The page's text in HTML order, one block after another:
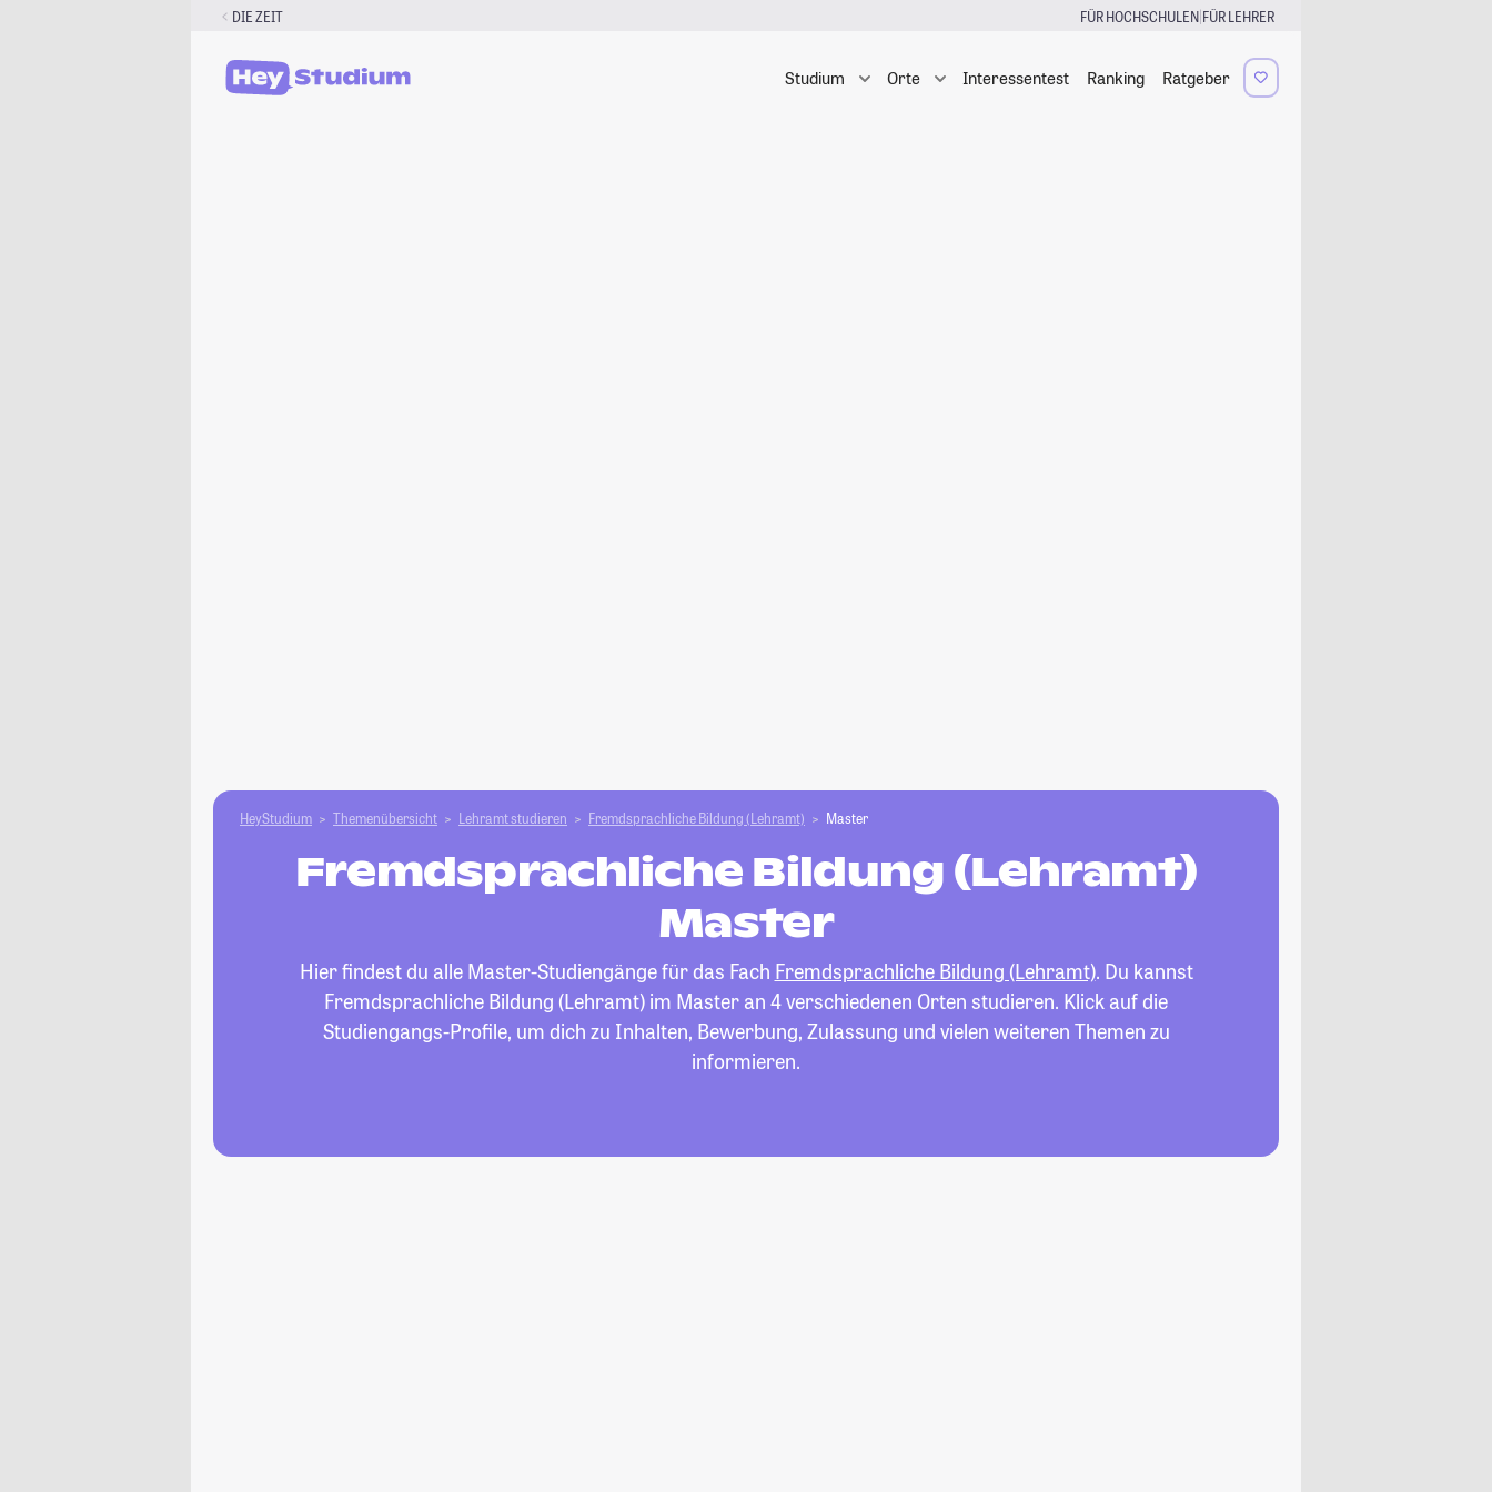
DIE ZEIT FÜR HOCHSCHULEN|FÜR LEHRER
Studium Orte Interessentest Ranking Ratgeber
HeyStudium Themenübersicht Lehramt studieren Fremdsprachliche Bildung (Lehramt) Master
Fremdsprachliche Bildung (Lehramt)
Master
Hier findest du alle Master-Studiengänge für das Fach Fremdsprachliche Bildung (Lehramt). Du kannst
Fremdsprachliche Bildung (Lehramt) im Master an 4 verschiedenen Orten studieren. Klick auf die
Studiengangs-Profile, um dich zu Inhalten, Bewerbung, Zulassung und vielen weiteren Themen zu
informieren.